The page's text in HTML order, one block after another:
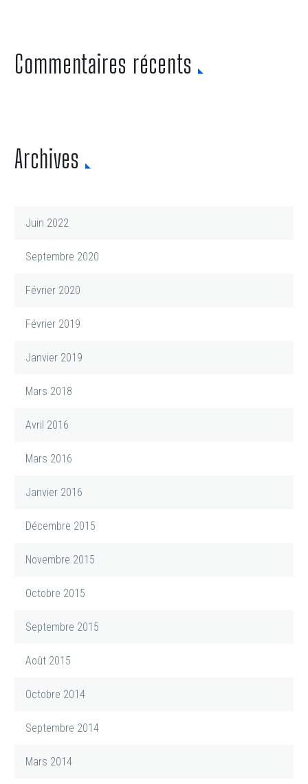
Commentaires récents
Archives
Juin 2022
Septembre 2020
Février 2020
Février 2019
Janvier 2019
Mars 2018
Avril 2016
Mars 2016
Janvier 2016
Décembre 2015
Novembre 2015
Octobre 2015
Septembre 2015
Août 2015
Octobre 2014
Septembre 2014
Mars 2014